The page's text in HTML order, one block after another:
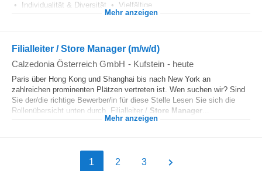
• Individualität & Diversität • Vielfältige...
Mehr anzeigen
Filialleiter / Store Manager (m/w/d)
Calzedonia Österreich GmbH - Kufstein - heute
Paris über Hong Kong und Shanghai bis nach New York an
zahlreichen prominenten Plätzen vertreten ist. Wen suchen wir? Sind
Sie der/die richtige Bewerber/in für diese Stelle Lesen Sie sich die
Rollenübersicht unten durch. Filialleiter / Store Manager
Mehr anzeigen
1 2 3